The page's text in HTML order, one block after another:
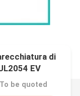
di
EV
be quoted